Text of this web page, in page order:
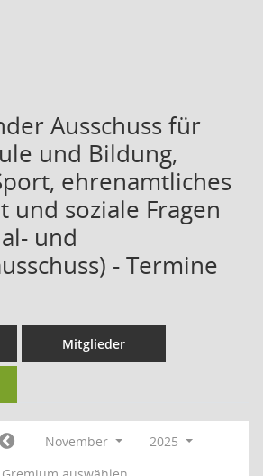
Ausschuss für
und Bildung,
ehrenamtliches
und soziale Fragen
und
- Termine
Mitglieder
November
2025